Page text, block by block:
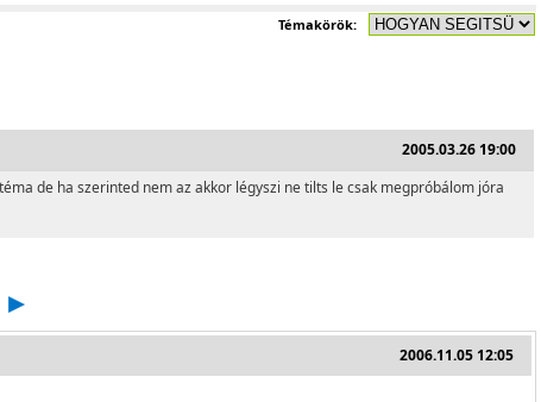
Témakörök:
2005.03.26 19:00
de ha szerinted nem az akkor légyszi ne tilts le csak megpróbálom jóra
2006.11.05 12:05